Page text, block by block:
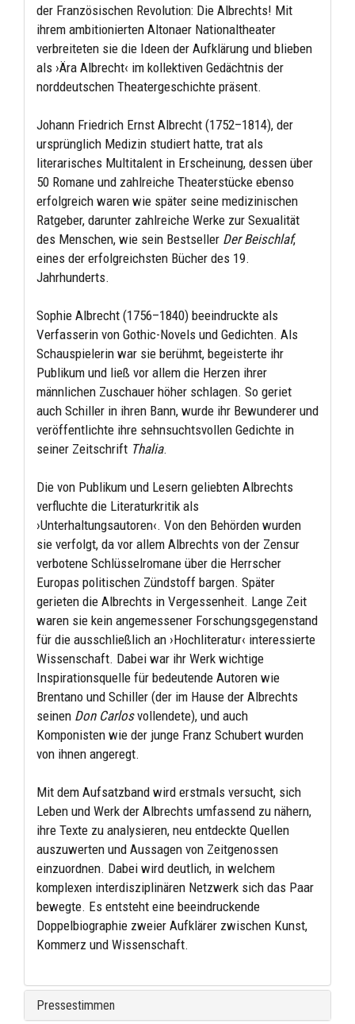
der Französischen Revolution: Die Albrechts! Mit
ihrem ambitionierten Altonaer Nationaltheater
verbreiteten sie die Ideen der Aufklärung und blieben
als ›Ära Albrecht‹ im kollektiven Gedächtnis der
norddeutschen Theatergeschichte präsent.
Johann Friedrich Ernst Albrecht (1752–1814), der
ursprünglich Medizin studiert hatte, trat als
literarisches Multitalent in Erscheinung, dessen über
50 Romane und zahlreiche Theaterstücke ebenso
erfolgreich waren wie später seine medizinischen
Ratgeber, darunter zahlreiche Werke zur Sexualität
des Menschen, wie sein Bestseller Der Beischlaf,
eines der erfolgreichsten Bücher des 19.
Jahrhunderts.
Sophie Albrecht (1756–1840) beeindruckte als
Verfasserin von Gothic-Novels und Gedichten. Als
Schauspielerin war sie berühmt, begeisterte ihr
Publikum und ließ vor allem die Herzen ihrer
männlichen Zuschauer höher schlagen. So geriet
auch Schiller in ihren Bann, wurde ihr Bewunderer und
veröffentlichte ihre sehnsuchtsvollen Gedichte in
seiner Zeitschrift Thalia.
Die von Publikum und Lesern geliebten Albrechts
verfluchte die Literaturkritik als
›Unterhaltungsautoren‹. Von den Behörden wurden
sie verfolgt, da vor allem Albrechts von der Zensur
verbotene Schlüsselromane über die Herrscher
Europas politischen Zündstoff bargen. Später
gerieten die Albrechts in Vergessenheit. Lange Zeit
waren sie kein angemessener Forschungsgegenstand
für die ausschließlich an ›Hochliteratur‹ interessierte
Wissenschaft. Dabei war ihr Werk wichtige
Inspirationsquelle für bedeutende Autoren wie
Brentano und Schiller (der im Hause der Albrechts
seinen Don Carlosvollendete), und auch
Komponisten wie der junge Franz Schubert wurden
von ihnen angeregt.
Mit dem Aufsatzband wird erstmals versucht, sich
Leben und Werk der Albrechts umfassend zu nähern,
ihre Texte zu analysieren, neu entdeckte Quellen
auszuwerten und Aussagen von Zeitgenossen
einzuordnen. Dabei wird deutlich, in welchem
komplexen interdisziplinären Netzwerk sich das Paar
bewegte. Es entsteht eine beeindruckende
Doppelbiographie zweier Aufklärer zwischen Kunst,
Kommerz und Wissenschaft.
Pressestimmen